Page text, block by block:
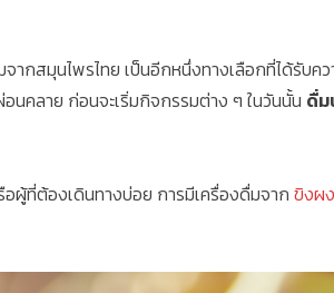
กสมุนไพรไทย เป็นอีกหนึ่งทางเลือกที่ได้รับค
นคลาย ก่อนจะเริ่มกิจกรรมต่าง ๆ ในวันนั้น ดื่ม
ผู้ที่ต้องเดินทางบ่อย การมีเครื่องดื่มจาก ขิงผง